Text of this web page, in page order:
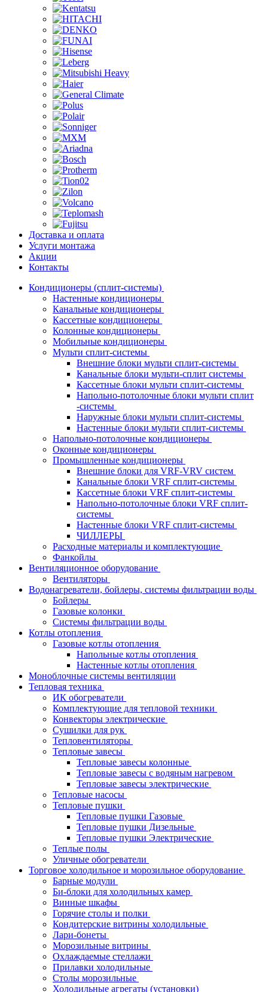
Доставка и оплата
Услуги монтажа
Акции
Контакты
Кондиционеры (сплит-системы)
Настенные кондиционеры
Канальные кондиционеры
Кассетные кондиционеры
Колонные кондиционеры
Мобильные кондиционеры
Мульти сплит-системы
Внешние блоки мульти сплит-системы
Канальные блоки мульти-сплит системы
Кассетные блоки мульти сплит-системы
Напольно-потолочные блоки мульти сплит
-системы
Наружные блоки мульти сплит-системы
Настенные блоки мульти сплит-системы
Напольно-потолочные кондиционеры
Оконные кондиционеры
Промышленные кондиционеры
Внешние блоки для VRF-VRV систем
Канальные блоки VRF сплит-системы
Кассетные блоки VRF сплит-системы
Напольно-потолочные блоки VRF сплит-
системы
Настенные блоки VRF сплит-системы
ЧИЛЛЕРЫ
Расходные материалы и комплектующие
Фанкойлы
Вентиляционное оборудование
Вентиляторы
Водонагреватели, бойлеры, системы фильтрации воды
Бойлеры
Газовые колонки
Системы фильтрации воды
Котлы отопления
Газовые котлы отопления
Напольные котлы отопления
Настенные котлы отопления
Моноблочные системы вентиляции
Тепловая техника
ИК обогреватели
Комплектующие для тепловой техники
Конвекторы электрические
Сушилки для рук
Тепловентиляторы
Тепловые завесы
Тепловые завесы колонные
Тепловые завесы с водяным нагревом
Тепловые завесы электрические
Тепловые насосы
Тепловые пушки
Тепловые пушки Газовые
Тепловые пушки Дизельные
Тепловые пушки Электрические
Теплые полы
Уличные обогреватели
Торговое холодильное и морозильное оборудование
Барные модули
Би-блоки для холодильных камер
Винные шкафы
Горячие столы и полки
Кондитерские витрины холодильные
Лари-бонеты
Морозильные витрины
Охлаждаемые стеллажи
Прилавки холодильные
Столы морозильные
Холодильные агрегаты (установки)